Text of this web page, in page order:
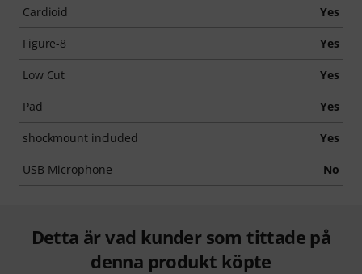
Cardioid Yes
Figure-8 Yes
Low Cut Yes
Pad Yes
shockmount included Yes
USB Microphone No
Detta är vad kunder som tittade på
denna produkt köpte